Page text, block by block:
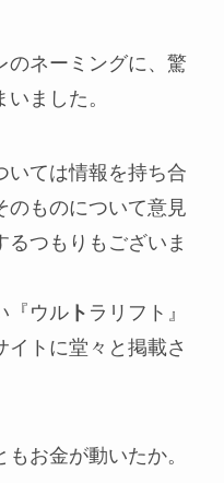
のネーミングに、驚
ました。
いては情報を持ち合
のものについて意見
つもりもございま
『ウルト ラリフト』
イトに堂々と掲載さ
お金が動いたか。